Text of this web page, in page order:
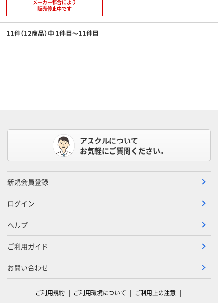
メーカー都合により
販売停止中です
11件（12商品）中 1件目～11件目
アスクルについて
お気軽にご質問ください。
新規会員登録
ログイン
ヘルプ
ご利用ガイド
お問い合わせ
ご利用規約 ご利用環境について
ご利用上の注意